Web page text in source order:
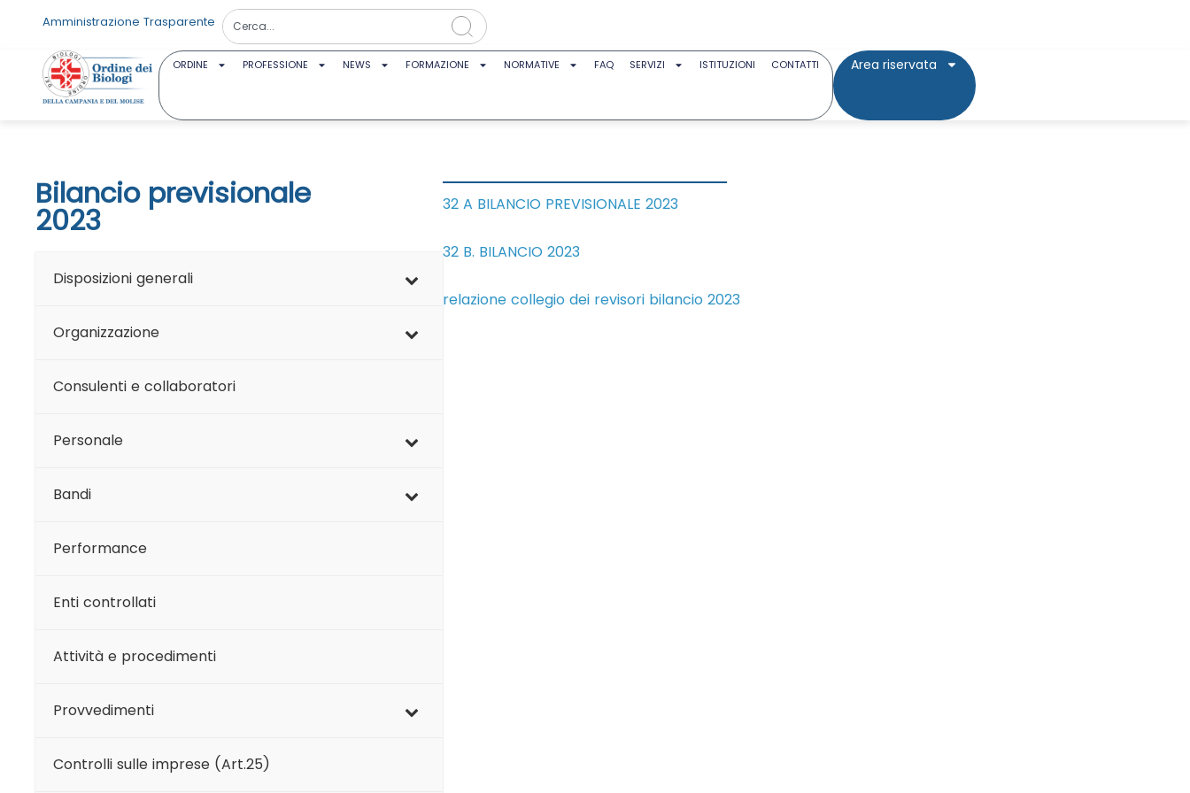
Amministrazione Trasparente
ORDINE PROFESSIONE NEWS FORMAZIONE NORMATIVE FAQ SERVIZI ISTITUZIONI CONTATTI Area riservata
Bilancio previsionale
2023
Disposizioni generali
Organizzazione
Consulenti e collaboratori
Personale
Bandi
Performance
Enti controllati
Attività e procedimenti
Provvedimenti
Controlli sulle imprese (Art.25)
32 A BILANCIO PREVISIONALE 2023
32 B. BILANCIO 2023
relazione collegio dei revisori bilancio 2023